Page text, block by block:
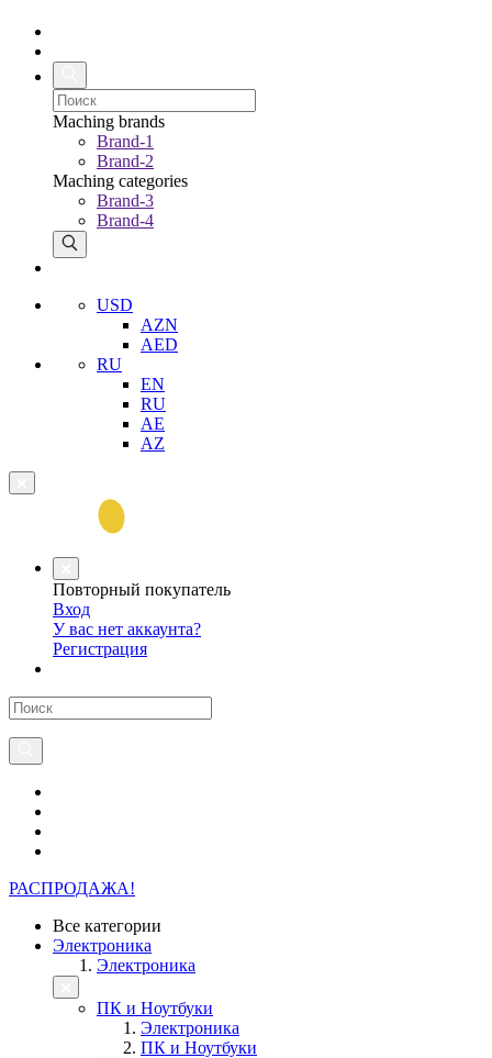
Maching brands
Brand-1
Brand-2
Maching categories
Brand-3
Brand-4
USD
AZN
AED
RU
EN
RU
AE
AZ
Повторный покупатель
Вход
У вас нет аккаунта?
Регистрация
РАСПРОДАЖА!
Все категории
Электроника
Электроника
ПК и Ноутбуки
Электроника
ПК и Ноутбуки